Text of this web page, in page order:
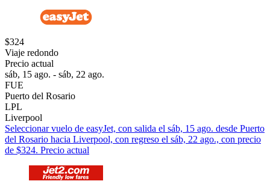
$324
Viaje redondo
Precio actual
sáb, 15 ago. - sáb, 22 ago.
FUE
Puerto del Rosario
LPL
Liverpool
Seleccionar vuelo de easyJet, con salida el sáb, 15 ago. desde Puerto
del Rosario hacia Liverpool, con regreso el sáb, 22 ago., con precio
de $324. Precio actual